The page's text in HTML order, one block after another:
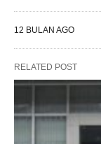
12 BULAN AGO
RELATED POST